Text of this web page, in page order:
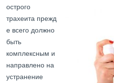
острого
трахеита прежд
е всего должно
быть
комплексным и
направлено на
устранение